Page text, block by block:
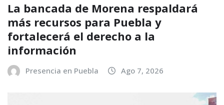
La bancada de Morena respaldará
más recursos para Puebla y
fortalecerá el derecho a la
información
Presencia en Puebla Ago 7, 2026